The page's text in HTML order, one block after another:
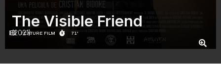
FEATURE FILM 71'
The Visible Friend
(2021)